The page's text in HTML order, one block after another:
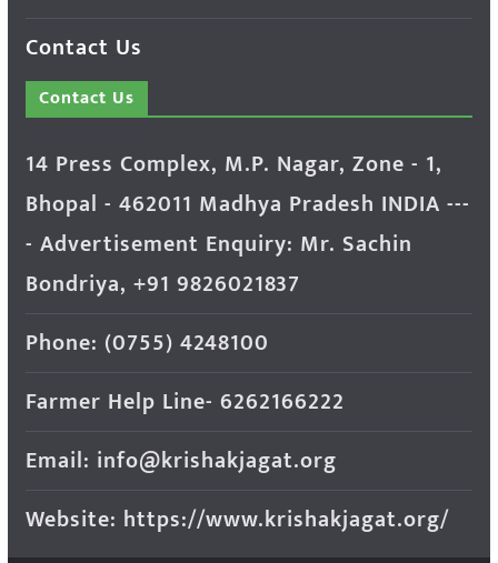
Contact Us
Contact Us
14 Press Complex, M.P. Nagar, Zone - 1,
Bhopal - 462011 Madhya Pradesh INDIA ---
- Advertisement Enquiry: Mr. Sachin
Bondriya, +91 9826021837
Phone: (0755) 4248100
Farmer Help Line- 6262166222
Email: info@krishakjagat.org
Website: https://www.krishakjagat.org/